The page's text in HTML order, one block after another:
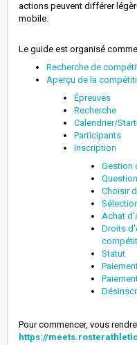
actions peuvent différer
mobile.
Le guide est organisé
Recherche de
Aperçu de la
Épreuves
Recherche
Calendrier/
Participants
Inscription
Gestion
Choisir
Achat
Droits
Statut
Pour commencer, vous
https://